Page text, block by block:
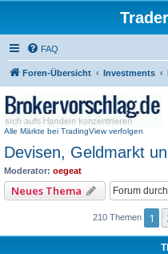
FAQ
Foren-Übersicht Investments
Alle Märkte bei TradingView verfolgen
Devisen, Geldmarkt
Moderator: oegeat
Neues Thema
210 Themen 1